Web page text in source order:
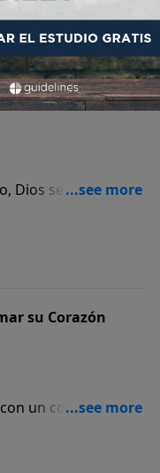
en su
Dios se acerca a
Su
su Corazón
un corazón
de mayor